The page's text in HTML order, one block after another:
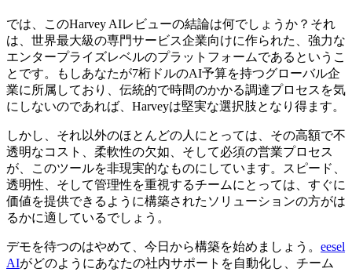
では、このHarvey AIレビューの結論は何でしょうか？それ
は、世界最大級の専門サービス企業向けに作られた、強力な
エンタープライズレベルのプラットフォームであるというこ
とです。もしあなたが7桁ドルのAI予算を持つグローバル企
業に所属しており、伝統的で時間のかかる調達プロセスを気
にしないのであれば、Harveyは堅実な選択肢となり得ます。
しかし、それ以外のほとんどの人にとっては、その高額で不
透明なコスト、柔軟性の欠如、そして必須の営業プロセス
が、このツールを非現実的なものにしています。スピード、
透明性、そして管理性を重視するチームにとっては、すぐに
価値を提供できるように構築されたソリューションの方がは
るかに適しているでしょう。
デモを待つのはやめて、今日から構築を始めましょう。 eesel
AIがどのようにあなたの社内サポートを自動化し、チーム